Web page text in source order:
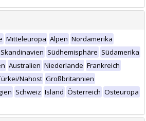
Mitteleuropa Alpen Nordamerika
Skandinavien Südhemisphäre Südamerika
Australien Niederlande Frankreich
Nahost Großbritannien
Schweiz Island Österreich Osteuropa